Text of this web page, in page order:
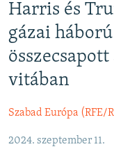
fő
oldalra
Ugrás
tartalomjegyzékre
keresésre
AKTUÁLIS
PODCASTOK
VIDEÓK
SZABADON
Harris és
gázai
vitában
Szabad Európa (RFE/
2024. szeptember 11.